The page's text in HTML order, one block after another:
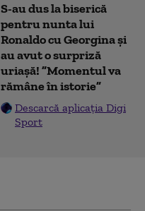
S-au dus la biserică
pentru nunta lui
Ronaldo cu Georgina și
au avut o surpriză
uriașă! ”Momentul va
rămâne în istorie”
Descarcă aplicația Digi
Sport